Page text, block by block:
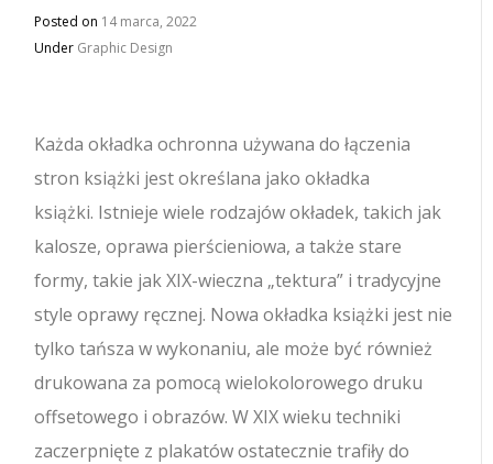
Posted on 14 marca, 2022
Under Graphic Design
Każda okładka ochronna używana do łączenia
stron książki jest określana jako okładka
książki. Istnieje wiele rodzajów okładek, takich jak
kalosze, oprawa pierścieniowa, a także stare
formy, takie jak XIX-wieczna „tektura” i tradycyjne
style oprawy ręcznej. Nowa okładka książki jest nie
tylko tańsza w wykonaniu, ale może być również
drukowana za pomocą wielokolorowego druku
offsetowego i obrazów. W XIX wieku techniki
zaczerpnięte z plakatów ostatecznie trafiły do ​​